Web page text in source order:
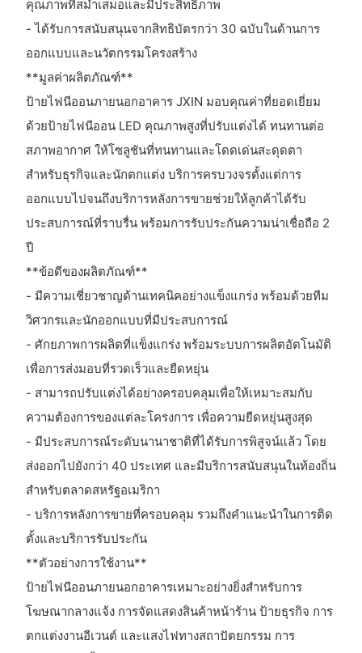
คุณภาพที่สม่ำเสมอและมีประสิทธิภาพ
- ได้รับการสนับสนุนจากสิทธิบัตรกว่า 30 ฉบับในด้านการ
ออกแบบและนวัตกรรมโครงสร้าง
**มูลค่าผลิตภัณฑ์**
ป้ายไฟนีออนภายนอกอาคาร JXIN มอบคุณค่าที่ยอดเยี่ยม
ด้วยป้ายไฟนีออน LED คุณภาพสูงที่ปรับแต่งได้ ทนทานต่อ
สภาพอากาศ ให้โซลูชันที่ทนทานและโดดเด่นสะดุดตา
สำหรับธุรกิจและนักตกแต่ง บริการครบวงจรตั้งแต่การ
ออกแบบไปจนถึงบริการหลังการขายช่วยให้ลูกค้าได้รับ
ประสบการณ์ที่ราบรื่น พร้อมการรับประกันความน่าเชื่อถือ 2
ปี
**ข้อดีของผลิตภัณฑ์**
- มีความเชี่ยวชาญด้านเทคนิคอย่างแข็งแกร่ง พร้อมด้วยทีม
วิศวกรและนักออกแบบที่มีประสบการณ์
- ศักยภาพการผลิตที่แข็งแกร่ง พร้อมระบบการผลิตอัตโนมัติ
เพื่อการส่งมอบที่รวดเร็วและยืดหยุ่น
- สามารถปรับแต่งได้อย่างครอบคลุมเพื่อให้เหมาะสมกับ
ความต้องการของแต่ละโครงการ เพื่อความยืดหยุ่นสูงสุด
- มีประสบการณ์ระดับนานาชาติที่ได้รับการพิสูจน์แล้ว โดย
ส่งออกไปยังกว่า 40 ประเทศ และมีบริการสนับสนุนในท้องถิ่น
สำหรับตลาดสหรัฐอเมริกา
- บริการหลังการขายที่ครอบคลุม รวมถึงคำแนะนำในการติด
ตั้งและบริการรับประกัน
**ตัวอย่างการใช้งาน**
ป้ายไฟนีออนภายนอกอาคารเหมาะอย่างยิ่งสำหรับการ
โฆษณากลางแจ้ง การจัดแสดงสินค้าหน้าร้าน ป้ายธุรกิจ การ
ตกแต่งงานอีเวนต์ และแสงไฟทางสถาปัตยกรรม การ